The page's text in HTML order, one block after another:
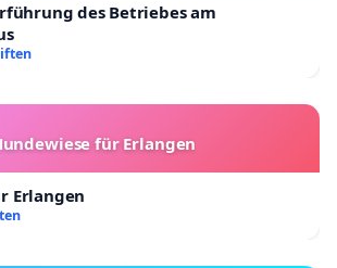
des Betriebes am
für Erlangen
Erlangen